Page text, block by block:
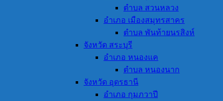
ตำบล สวนหลวง
อำเภอ เมืองสมุทรสาคร
ตำบล พันท้ายนรสิงห์
จังหวัด สระบุรี
อำเภอ หนองแค
ตำบล หนองนาก
จังหวัด อุดรธานี
อำเภอ กุมภวาปี